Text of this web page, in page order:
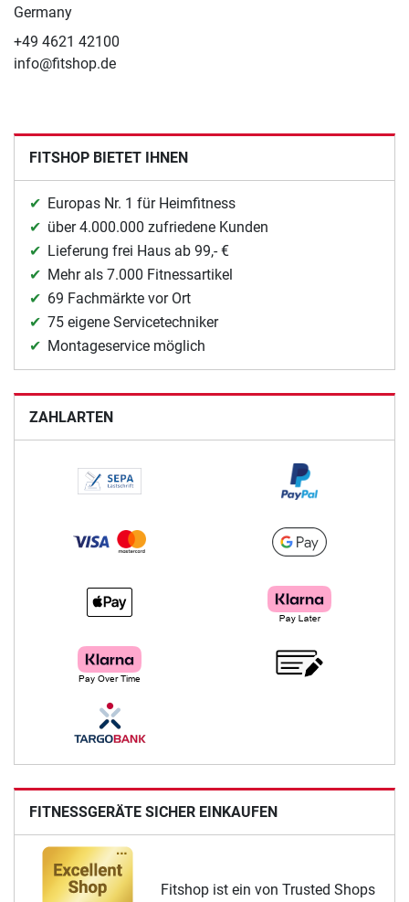
Germany
+49 4621 42100
info@fitshop.de
FITSHOP BIETET IHNEN
Europas Nr. 1 für Heimfitness
über 4.000.000 zufriedene Kunden
Lieferung frei Haus ab 99,- €
Mehr als 7.000 Fitnessartikel
69 Fachmärkte vor Ort
75 eigene Servicetechniker
Montageservice möglich
ZAHLARTEN
FITNESSGERÄTE SICHER EINKAUFEN
Fitshop ist ein von Trusted Shops